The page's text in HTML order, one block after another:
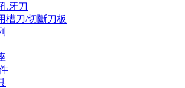
牙刀
槽刀/切斷刀板